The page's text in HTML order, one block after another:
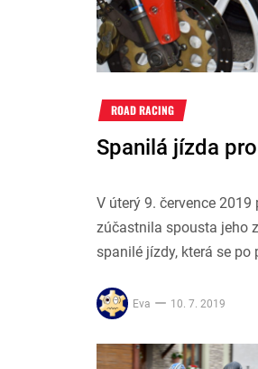
ROAD RACING
Spanilá jízda
V úterý 9. července
zúčastnila spousta jeho
spanilé jízdy, která se po
Eva 10. 7. 2019